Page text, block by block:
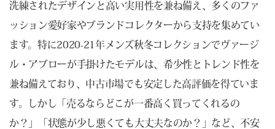
洗練されたデザインと高い実用性を兼ね備え、多くのファ
ッション愛好家やブランドコレクターから支持を集めてい
ます。特に2020-21年メンズ秋冬コレクションでヴァージ
ル・アブローが手掛けたモデルは、希少性とトレンド性を
兼ね備えており、中古市場でも安定した高評価を得ていま
す。しかし「売るならどこが一番高く買ってくれるの
か？」「状態が少し悪くても大丈夫なのか？」など、不安